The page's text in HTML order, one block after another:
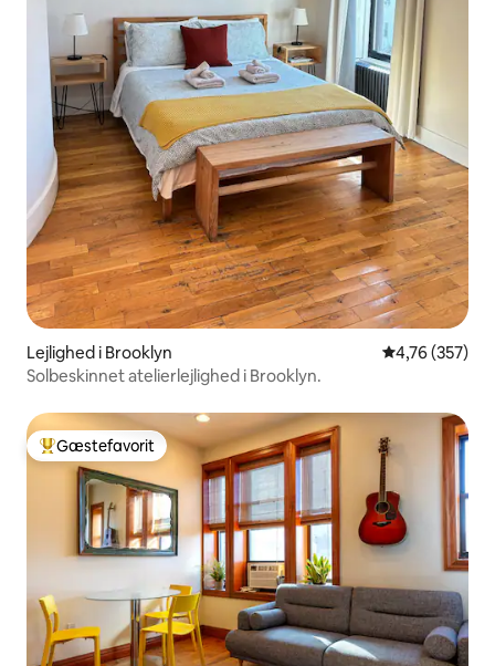
Lejlighed i Brooklyn 4,76 ud af 5 i
4,76 (357)
Solbeskinnet atelierlejlighed i Brooklyn.
Bedste gæstefavorit
Gæstefavorit